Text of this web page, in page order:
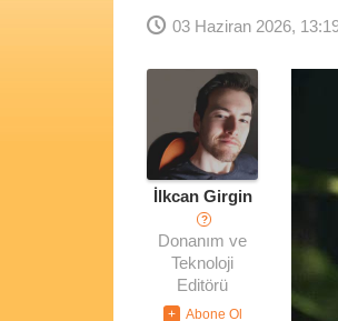
03 Haziran 2026,
İlkcan Girgin
?
Donanım ve
Teknoloji
Editörü